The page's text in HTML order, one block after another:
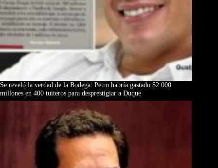
Se reveló la verdad de la Bodega: Petro habría gastado $2.000
millones en 400 tuiteros para desprestigiar a Duque